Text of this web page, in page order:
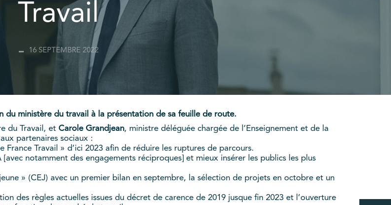
Travail
16 SEPTEMBRE 2022
du ministère du travail à la présentation de sa feuille de route.
du Travail, et Carole Grandjean, ministre déléguée chargée de l’Enseignement et de la
partenaires sociaux :
Travail » d’ici 2023 afin de réduire les ruptures de parcours.
notamment des engagements réciproques] et mieux insérer les publics les plus
» (CEJ) avec un premier bilan en septembre, la sélection de projets en octobre et un
des règles actuelles issues du décret de carence de 2019 jusque fin 2023 et l’ouverture